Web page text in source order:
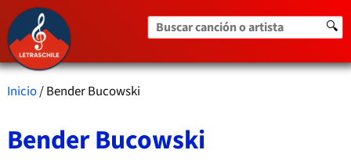
Buscar canción o artista 🔍
Inicio/ Bender Bucowski
Bender Bucowski